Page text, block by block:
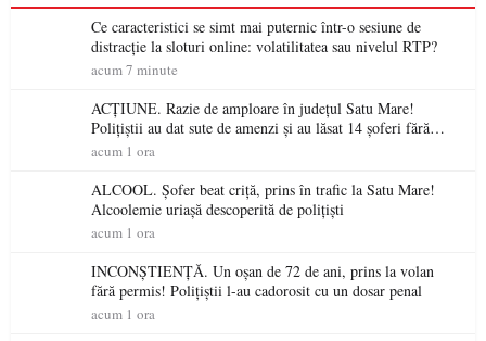
Ce caracteristici se simt mai puternic într-o sesiune de
distracție la sloturi online: volatilitatea sau nivelul RTP?
acum 7 minute
ACȚIUNE. Razie de amploare în județul Satu Mare!
Polițiștii au dat sute de amenzi și au lăsat 14 șoferi fără
permis într-o singură zi
acum 1 ora
ALCOOL. Șofer beat criță, prins în trafic la Satu Mare!
Alcoolemie uriașă descoperită de polițiști
acum 1 ora
INCONȘTIENȚĂ. Un oșan de 72 de ani, prins la volan
fără permis! Polițiștii l-au cadorosit cu un dosar penal
acum 1 ora